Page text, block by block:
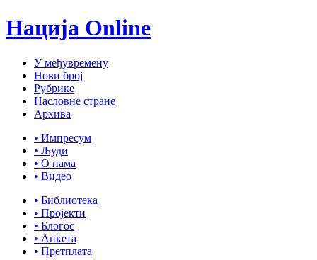
Нација Online
У међувремену
Нови број
Рубрике
Насловне стране
Архива
• Импресум
• Људи
• О нама
• Видео
• Библиотека
• Пројекти
• Блогос
• Анкета
• Претплата